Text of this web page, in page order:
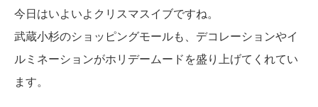
今日はいよいよクリスマスイブですね。
武蔵小杉のショッピングモールも、デコレーションやイ
ルミネーションがホリデームードを盛り上げてくれてい
ます。